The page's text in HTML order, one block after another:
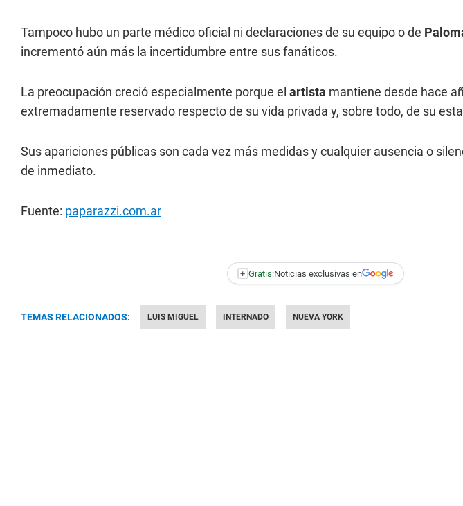
Tampoco hubo un parte médico oficial ni declaraciones de su equipo o de
incrementó aún más la incertidumbre entre sus fanáticos.
La preocupación creció especialmente porque el artista mantiene desde hace
extremadamente reservado respecto de su vida privada y, sobre todo, de su
Sus apariciones públicas son cada vez más medidas y cualquier ausencia o
de inmediato.
Fuente: paparazzi.com.ar
+ Gratis:Noticias exclusivas en
TEMAS RELACIONADOS: LUIS MIGUEL INTERNADO NUEVA YORK